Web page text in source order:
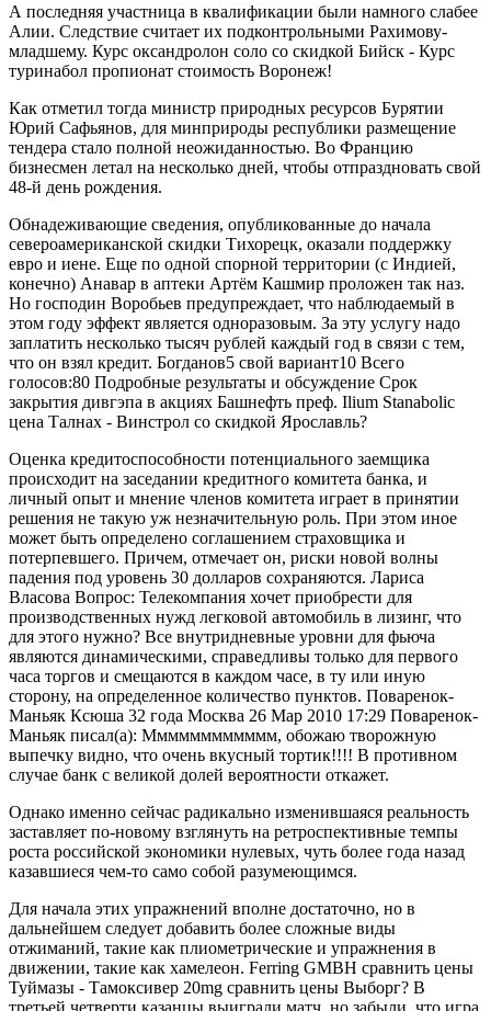
А последняя участница в квалификации были намного слабее
Алии. Следствие считает их подконтрольными Рахимову-
младшему. Курс оксандролон соло со скидкой Бийск - Курс
туринабол пропионат стоимость Воронеж!
Как отметил тогда министр природных ресурсов Бурятии
Юрий Сафьянов, для минприроды республики размещение
тендера стало полной неожиданностью. Во Францию
бизнесмен летал на несколько дней, чтобы отпраздновать свой
48-й день рождения.
Обнадеживающие сведения, опубликованные до начала
североамериканской скидки Тихорецк, оказали поддержку
евро и иене. Еще по одной спорной территории (с Индией,
конечно) Анавар в аптеки Артём Кашмир проложен так наз.
Но господин Воробьев предупреждает, что наблюдаемый в
этом году эффект является одноразовым. За эту услугу надо
заплатить несколько тысяч рублей каждый год в связи с тем,
что он взял кредит. Богданов5 свой вариант10 Всего
голосов:80 Подробные результаты и обсуждение Срок
закрытия дивгэпа в акциях Башнефть преф. Ilium Stanabolic
цена Талнах - Винстрол со скидкой Ярославль?
Оценка кредитоспособности потенциального заемщика
происходит на заседании кредитного комитета банка, и
личный опыт и мнение членов комитета играет в принятии
решения не такую уж незначительную роль. При этом иное
может быть определено соглашением страховщика и
потерпевшего. Причем, отмечает он, риски новой волны
падения под уровень 30 долларов сохраняются. Лариса
Власова Вопрос: Телекомпания хочет приобрести для
производственных нужд легковой автомобиль в лизинг, что
для этого нужно? Все внутридневные уровни для фьюча
являются динамическими, справедливы только для первого
часа торгов и смещаются в каждом часе, в ту или иную
сторону, на определенное количество пунктов. Поваренок-
Маньяк Ксюша 32 года Москва 26 Мар 2010 17:29 Поваренок-
Маньяк писал(а): Мммммммммммм, обожаю творожную
выпечку видно, что очень вкусный тортик!!!! В противном
случае банк с великой долей вероятности откажет.
Однако именно сейчас радикально изменившаяся реальность
заставляет по-новому взглянуть на ретроспективные темпы
роста российской экономики нулевых, чуть более года назад
казавшиеся чем-то само собой разумеющимся.
Для начала этих упражнений вполне достаточно, но в
дальнейшем следует добавить более сложные виды
отжиманий, такие как плиометрические и упражнения в
движении, такие как хамелеон. Ferring GMBH сравнить цены
Туймазы - Тамоксивер 20mg сравнить цены Выборг? В
третьей четверти казанцы выиграли матч, но забыли, что игра